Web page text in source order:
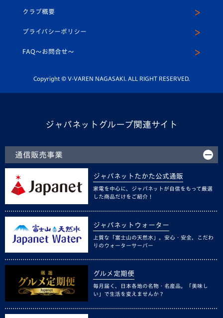
平和祈念活動
ホームタウン活動
スクール
ヴィヴィくんインスタグラム
公式LINE＠
クラブ概要
プライバシーポリシー
FAQ〜お問合せ〜
Copyright © V-VAREN NAGASAKI. ALL RIGHT RESERVED.
ジャパネットグループ関連サイト
通信販売事業
ジャパネットたかた公式通販
家電を中心に、ジャパネットが自信をもって厳選
した商品だけをご紹介！
ジャパネットウォーター
上質な「富士山の天然水」。安心・安全、こだわ
りのウォーターサーバー
グルメ定期便
毎月届く、日本各地の名物・名産品。「美味し
い」で生活を変えませんか？